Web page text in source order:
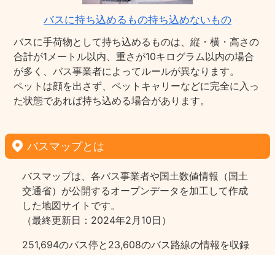
バスに持ち込めるもの持ち込めないもの
バスに手荷物として持ち込めるものは、縦・横・高さの
合計が1メートル以内、重さが10キログラム以内の場合
が多く、バス事業者によってルールが異なります。
ペットは顔を出さず、ペットキャリーなどに完全に入っ
た状態であれば持ち込める場合があります。
バスマップとは
バスマップは、各バス事業者や国土数値情報（国土
交通省）が公開するオープンデータを加工して作成
した地図サイトです。
（最終更新日：2024年2月10日）
251,694のバス停と23,608のバス路線の情報を収録